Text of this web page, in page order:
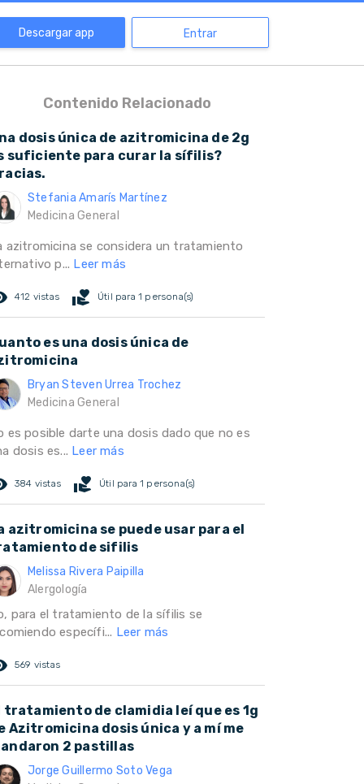
Descargar app Entrar
Contenido Relacionado
dosis única de azitromicina de 2g
suficiente para curar la sífilis?
Stefania Amarís Martínez
Medicina General
azitromicina se considera un tratamiento
p... Leer más
412 vistas volunteer_activism Útil para 1 persona(s)
es una dosis única de
Bryan Steven Urrea Trochez
Medicina General
es posible darte una dosis dado que no es
dosis es... Leer más
384 vistas volunteer_activism Útil para 1 persona(s)
azitromicina se puede usar para el
de sifilis
Melissa Rivera Paipilla
Alergología
para el tratamiento de la sífilis se
específi... Leer más
569 vistas
tratamiento de clamidia leí que es 1g
Azitromicina dosis única y a mí me
2 pastillas
Jorge Guillermo Soto Vega